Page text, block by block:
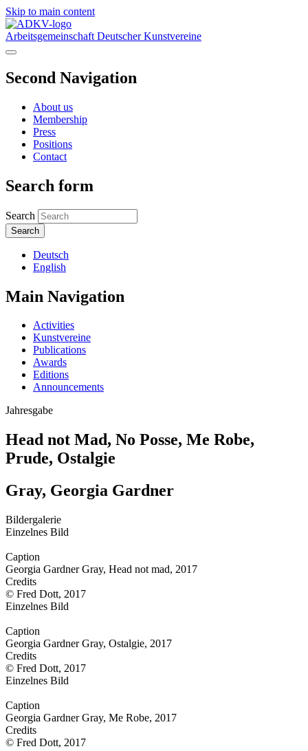
Skip to main content
Arbeitsgemeinschaft Deutscher Kunstvereine
Second Navigation
About us
Membership
Press
Positions
Contact
Search form
Search
Deutsch
English
Main Navigation
Activities
Kunstvereine
Publications
Awards
Editions
Announcements
Jahresgabe
Head not Mad, No Posse, Me Robe,
Prude, Ostalgie
Gray, Georgia Gardner
Bildergalerie
Einzelnes Bild
Caption
Georgia Gardner Gray, Head not mad, 2017
Credits
© Fred Dott, 2017
Einzelnes Bild
Caption
Georgia Gardner Gray, Ostalgie, 2017
Credits
© Fred Dott, 2017
Einzelnes Bild
Caption
Georgia Gardner Gray, Me Robe, 2017
Credits
© Fred Dott, 2017